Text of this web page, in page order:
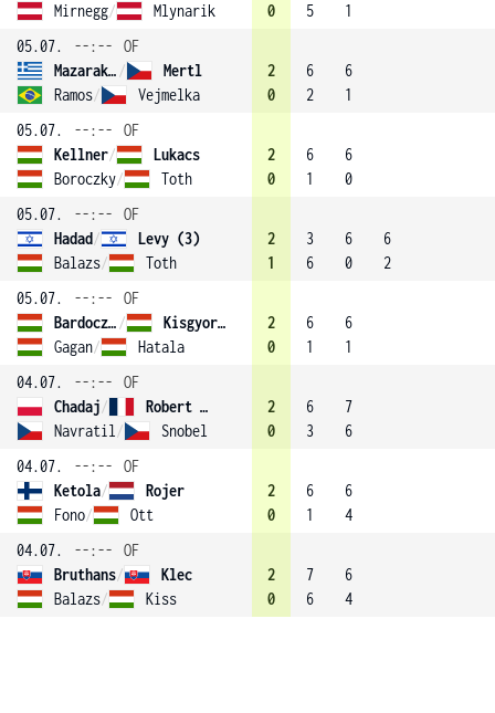
Mirnegg/ Mlynarik
0
5
1
05.07.
--:--
OF
Mazarakis /
Mertl
Ramos/ Vejmelka
2
0
6
2
6
1
05.07.
--:--
OF
Kellner/
Lukacs
Boroczky/ Toth
2
0
6
1
6
0
05.07.
--:--
OF
Hadad/
Levy (3)
Balazs/ Toth
2
1
3
6
6
0
6
2
05.07.
--:--
OF
Bardoczky /
Kisgyorgy (2)
Gagan/ Hatala
2
0
6
1
6
1
04.07.
--:--
OF
Chadaj/
Robert (1)
Navratil / Snobel
2
0
6
3
7
6
04.07.
--:--
OF
Ketola/
Rojer
Fono/ Ott
2
0
6
1
6
4
04.07.
--:--
OF
Bruthans/
Klec
Balazs/ Kiss
2
0
7
6
6
4